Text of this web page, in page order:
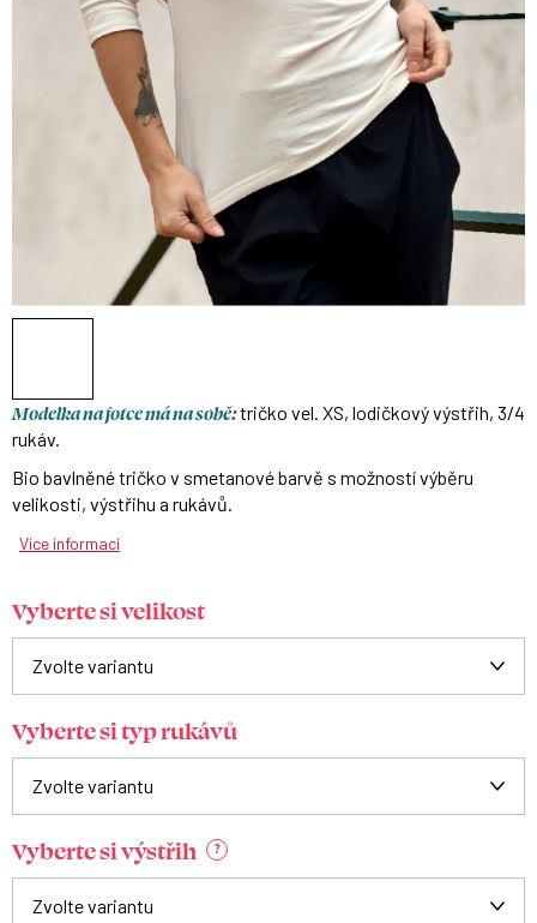
Modelka na fotce má na sobě:tričko vel. XS, lodičkový výstřih, 3/4
rukáv.
Bio bavlněné tričko v smetanové barvě s možností výběru
velikosti, výstřihu a rukávů.
Více informací
Vyberte si velikost
Vyberte si typ rukávů
Vyberte si výstřih ?